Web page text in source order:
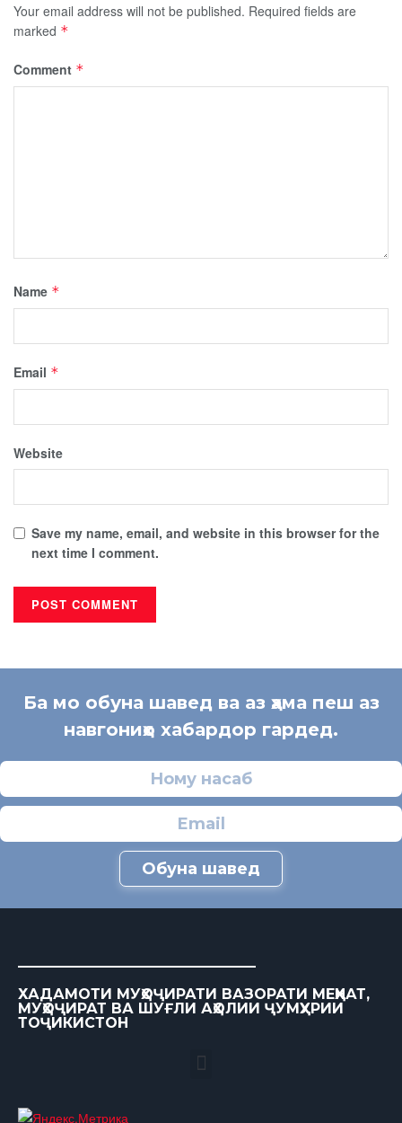
Your email address will not be published. Required fields are
marked *
Comment *
Name *
Email *
Website
Save my name, email, and website in this browser for the
next time I comment.
Ба мо обуна шавед ва аз ҳама пеш аз
навгониҳо хабардор гардед.
Обуна шавед
ХАДАМОТИ МУҲОҶИРАТИ ВАЗОРАТИ МЕҲНАТ,
МУҲОҶИРАТ ВА ШУҒЛИ АҲОЛИИ ҶУМҲУРИИ
ТОҶИКИСТОН